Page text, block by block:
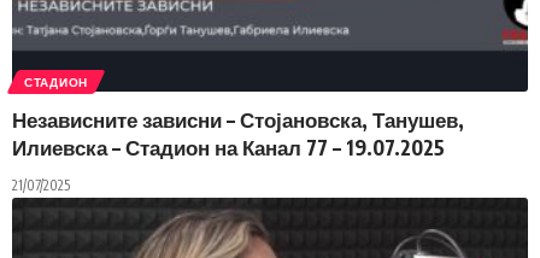
СТАДИОН
Независните зависни – Стојановска, Танушев,
Илиевска – Стадион на Канал 77 – 19.07.2025
21/07/2025